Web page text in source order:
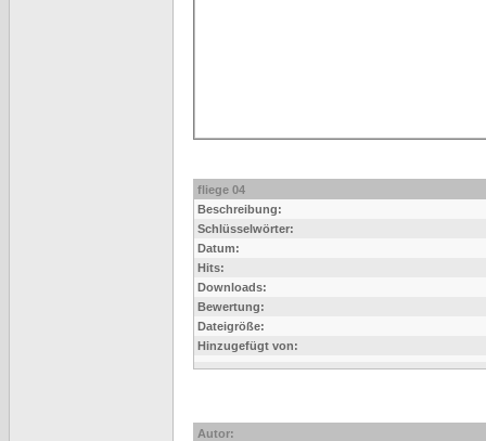
fliege 04
Beschreibung:
Schlüsselwörter:
Datum:
Hits:
Downloads:
Bewertung:
Dateigröße:
Hinzugefügt von:
Autor: